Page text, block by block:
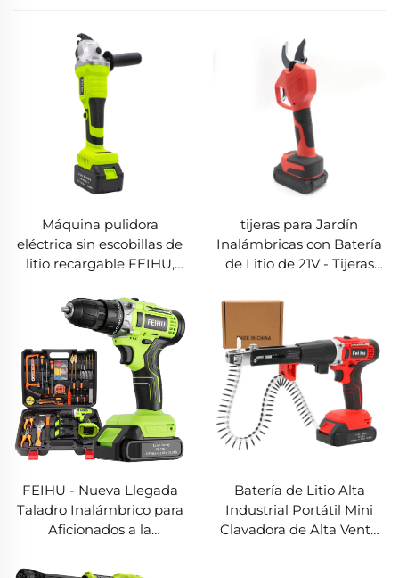
Máquina pulidora
eléctrica sin escobillas de
litio recargable FEIHU,
personalizada,
herramientas eléctricas,
amoladora angular de
mano
tijeras para Jardín
Inalámbricas con Batería
de Litio de 21V - Tijeras
Árboles, Tijeras
Industriales de Acero de
30MM para Poda con
Energía Eléctrica
FEIHU - Nueva Llegada
Taladro Inalámbrico para
Aficionados a la
Inalámbrica Mini con
Batería de Litio Alta
Industrial Portátil Mini
Clavadora de Alta Venta